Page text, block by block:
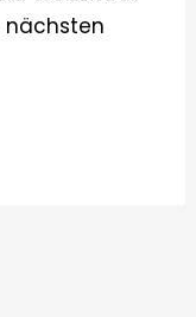
nächsten